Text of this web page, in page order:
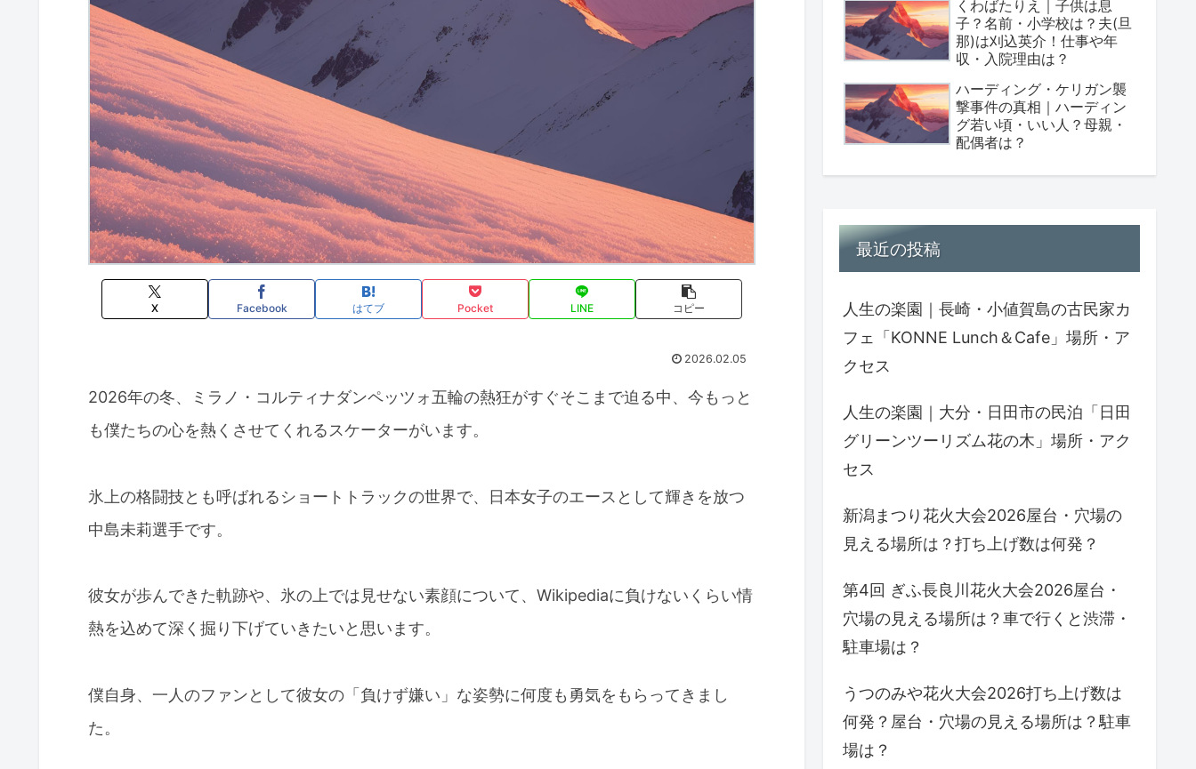
X Facebook はてブ Pocket LINE コピー
2026.02.05
2026年の冬、ミラノ・コルティナダンペッツォ五輪の熱狂がすぐそこまで迫る中、今もっと
も僕たちの心を熱くさせてくれるスケーターがいます。
氷上の格闘技とも呼ばれるショートトラックの世界で、日本女子のエースとして輝きを放つ
中島未莉選手です。
彼女が歩んできた軌跡や、氷の上では見せない素顔について、Wikipediaに負けないくらい情
熱を込めて深く掘り下げていきたいと思います。
僕自身、一人のファンとして彼女の「負けず嫌い」な姿勢に何度も勇気をもらってきまし
た。
くわばたりえ｜子供は息
子？名前・小学校は？夫(旦
那)は刈込英介！仕事や年
収・入院理由は？
ハーディング・ケリガン襲
撃事件の真相｜ハーディン
グ若い頃・いい人？母親・
配偶者は？
最近の投稿
人生の楽園｜長崎・小値賀島の古民家カ
フェ「KONNE Lunch＆Cafe」場所・ア
クセス
人生の楽園｜大分・日田市の民泊「日田
グリーンツーリズム花の木」場所・アク
セス
新潟まつり花火大会2026屋台・穴場の
見える場所は？打ち上げ数は何発？
第4回 ぎふ長良川花火大会2026屋台・
穴場の見える場所は？車で行くと渋滞・
駐車場は？
うつのみや花火大会2026打ち上げ数は
何発？屋台・穴場の見える場所は？駐車
場は？